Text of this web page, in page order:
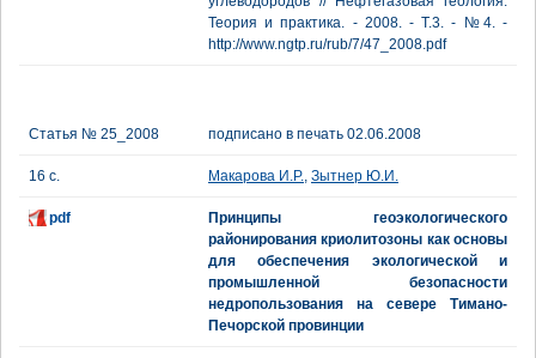
Теория и практика. - 2008. - Т.3. - №4. -
http://www.ngtp.ru/rub/7/47_2008.pdf
Статья № 25_2008 подписано в печать 02.06.2008
16 с. Макарова И.Р., Зытнер Ю.И.
pdf
Принципы геоэкологического
районирования криолитозоны как основы
для обеспечения экологической и
промышленной безопасности
недропользования на севере Тимано-
Печорской провинции